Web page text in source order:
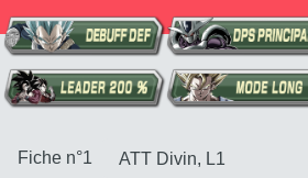
Fiche n°1